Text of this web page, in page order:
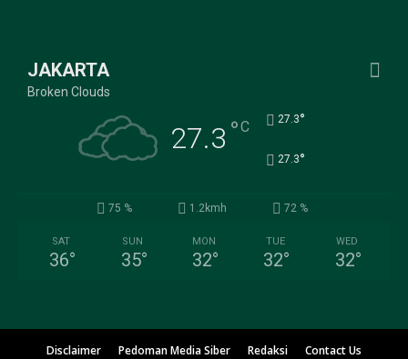
JAKARTA
Broken Clouds
27.3 °C 27.3°
27.3°
75 % 1.2kmh 72 %
SAT
36°
SUN
35°
MON
32°
TUE
32°
WED
32°
Disclaimer Pedoman Media Siber Redaksi Contact Us